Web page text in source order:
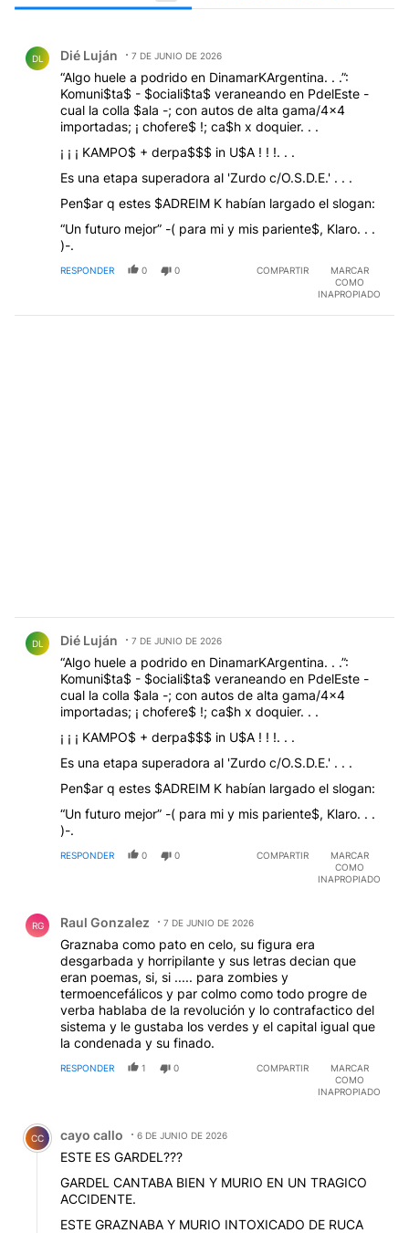
DL Dié Luján 7 DE JUNIO DE 2026
“Algo huele a podrido en DinamarKArgentina. . .”:
Komuni$ta$ - $ociali$ta$ veraneando en PdelEste -
cual la colla $ala -; con autos de alta gama/4x4
importadas; ¡ chofere$ !; ca$h x doquier. . .
¡ ¡ ¡ KAMPO$ + derpa$$$ in U$A ! ! !. . .
Es una etapa superadora al 'Zurdo c/O.S.D.E.' . . .
Pen$ar q estes $ADREIM K habían largado el slogan:
“Un futuro mejor” -( para mi y mis pariente$, Klaro. . .
)-.
RESPONDER 0 0 COMPARTIR
MARCAR
COMO
INAPROPIADO
DL Dié Luján 7 DE JUNIO DE 2026
“Algo huele a podrido en DinamarKArgentina. . .”:
Komuni$ta$ - $ociali$ta$ veraneando en PdelEste -
cual la colla $ala -; con autos de alta gama/4x4
importadas; ¡ chofere$ !; ca$h x doquier. . .
¡ ¡ ¡ KAMPO$ + derpa$$$ in U$A ! ! !. . .
Es una etapa superadora al 'Zurdo c/O.S.D.E.' . . .
Pen$ar q estes $ADREIM K habían largado el slogan:
“Un futuro mejor” -( para mi y mis pariente$, Klaro. . .
)-.
RESPONDER 0 0 COMPARTIR
MARCAR
COMO
INAPROPIADO
RG Raul Gonzalez 7 DE JUNIO DE 2026
Graznaba como pato en celo, su figura era
desgarbada y horripilante y sus letras decian que
eran poemas, si, si ..... para zombies y
termoencefálicos y par colmo como todo progre de
verba hablaba de la revolución y lo contrafactico del
sistema y le gustaba los verdes y el capital igual que
la condenada y su finado.
RESPONDER 1 0 COMPARTIR
MARCAR
COMO
INAPROPIADO
Comentario de cayo callo.
CC cayo callo 6 DE JUNIO DE 2026
ESTE ES GARDEL???
GARDEL CANTABA BIEN Y MURIO EN UN TRAGICO
ACCIDENTE.
ESTE GRAZNABA Y MURIO INTOXICADO DE RUCA